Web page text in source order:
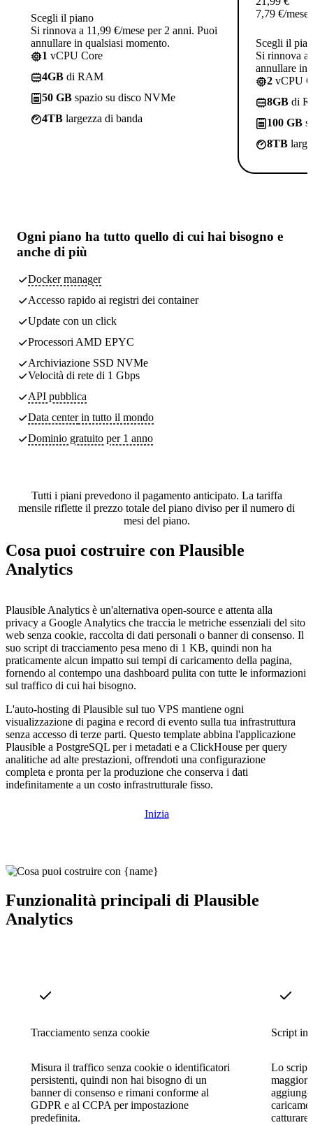
Scegli il piano
Si rinnova a 11,99 €/mese per 2 anni. Puoi
annullare in qualsiasi momento.
1 vCPU Core
4GB di RAM
50 GB spazio su disco NVMe
4TB largezza di banda
7,79 €/mese
Scegli il
Si rinnova a
annullare in
2 vCPU
8GB di
100 GB
8TB
Ogni piano ha tutto quello di cui hai bisogno e
anche di più
Docker manager
Accesso rapido ai registri dei container
Update con un click
Processori AMD EPYC
Archiviazione SSD NVMe
Velocità di rete di 1 Gbps
API pubblica
Data centerin tutto il mondo
Dominio gratuito per 1 anno
Tutti i piani prevedono il pagamento anticipato. La tariffa
mensile riflette il prezzo totale del piano diviso per il numero di
mesi del piano.
Cosa puoi costruire con Plausible
Analytics
Plausible Analytics è un'alternativa open-source e attenta alla
privacy a Google Analytics che traccia le metriche essenziali del sito
web senza cookie, raccolta di dati personali o banner di consenso. Il
suo script di tracciamento pesa meno di 1 KB, quindi non ha
praticamente alcun impatto sui tempi di caricamento della pagina,
fornendo al contempo una dashboard pulita con tutte le informazioni
sul traffico di cui hai bisogno.
L'auto-hosting di Plausible sul tuo VPS mantiene ogni
visualizzazione di pagina e record di evento sulla tua infrastruttura
senza accesso di terze parti. Questo template abbina l'applicazione
Plausible a PostgreSQL per i metadati e a ClickHouse per query
analitiche ad alte prestazioni, offrendoti una configurazione
completa e pronta per la produzione che conserva i dati
indefinitamente a un costo infrastrutturale fisso.
Inizia
Funzionalità principali di Plausible
Analytics
Tracciamento senza cookie
Misura il traffico senza cookie o identificatori
persistenti, quindi non hai bisogno di un
banner di consenso e rimani conforme al
GDPR e al CCPA per impostazione
predefinita.
Script
Lo script
maggior
catturare